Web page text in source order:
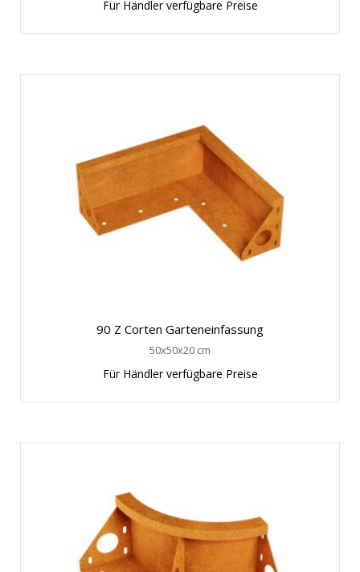
Für Händler verfügbare Preise
90 Z Corten Garteneinfassung
50x50x20 cm
Für Händler verfügbare Preise